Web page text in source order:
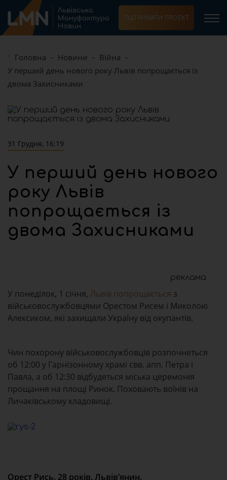
ПІДТРИМАТИ ПРОЕКТ
Головна Новини
Війна
У перший день нового року Львів попрощається із
двома Захисниками
31 Грудня, 16:19
У перший день нового
року Львів
попрощається із
двома Захисниками
реклама
У понеділок, 1 січня, Львів попрощається з
військовослужбовцями Орестом Рисем і Миколою
Алексиком, які захищали Україну від окупантів.
Чин похорону військовослужбовців розпочнеться
об 12:00 у Гарнізонному храмі свв. апп. Петра і
Павла, а об 12:30 відбудеться міська церемонія
прощання на площі Ринок. Поховають воїнів на
Личаківському кладовищі.
Орест Рись. 28 років. Львів’янин.